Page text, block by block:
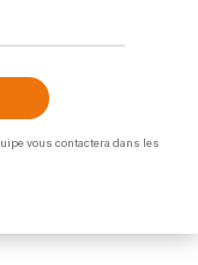
vous contactera dans les